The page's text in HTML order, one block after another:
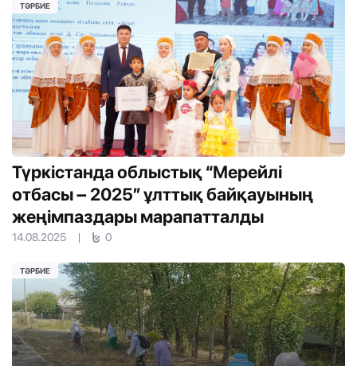
Түркістанда облыстық “Мерейлі
отбасы – 2025” ұлттық байқауының
жеңімпаздары марапатталды
14.08.2025 | 0
ТӘРБИЕ
ТӘРБИЕ